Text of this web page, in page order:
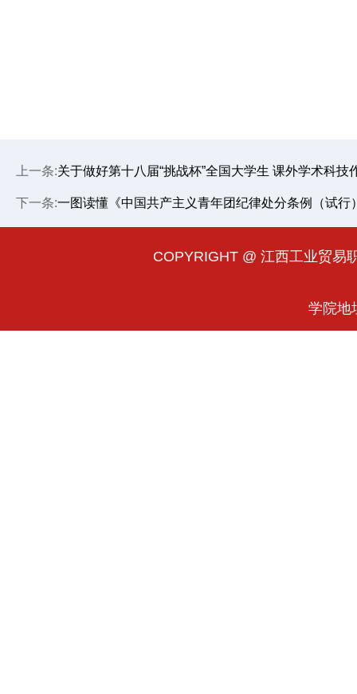
上一条:关于做好第十八届“挑战杯”全国大学生 课外学术科
下一条:一图读懂《中国共产主义青年团纪律处分条例（试
COPYRIGHT @ 江西工业贸易
学院地